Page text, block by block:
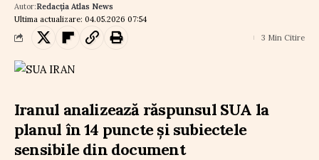
Ultima actualizare: 04.05.2026 07:54
Autor:Redacția Atlas News
3 Min Citire
Iranul analizează răspunsul SUA la
planul în 14 puncte și subiectele
sensibile din document